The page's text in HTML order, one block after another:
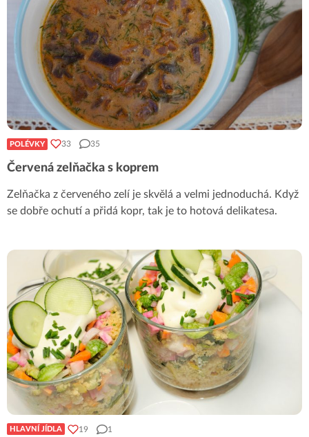
POLÉVKY 33 35
Červená zelňačka s koprem
Zelňačka z červeného zelí je skvělá a velmi jednoduchá. Když
se dobře ochutí a přidá kopr, tak je to hotová delikatesa.
HLAVNÍ JÍDLA 19 1